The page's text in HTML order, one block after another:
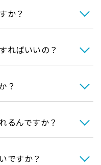
か？
ればいいの？
？
るんですか？
ですか？